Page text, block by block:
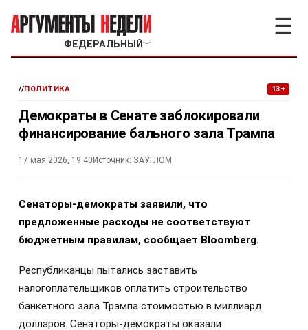
ФЕДЕРАЛЬНЫЙ ﹀
☰
//ПОЛИТИКА 13+
Демократы в Сенате заблокировали
финансирование бального зала Трампа
17 мая 2026, 19:40 Источник: ЗАУГЛОМ
Сенаторы-демократы заявили, что
предложенные расходы не соответствуют
бюджетным правилам, сообщает Bloomberg.
Республиканцы пытались заставить
налогоплательщиков оплатить строительство
банкетного зала Трампа стоимостью в миллиард
долларов. Сенаторы-демократы оказали